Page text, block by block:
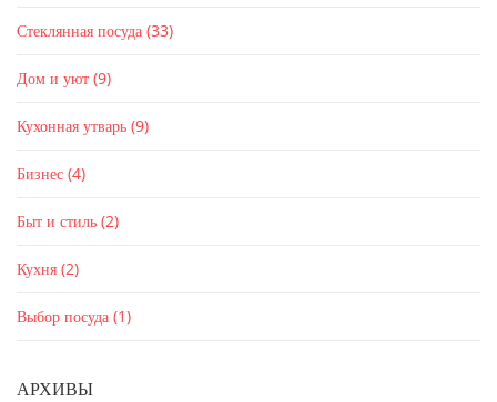
Стеклянная посуда (33)
Дом и уют (9)
Кухонная утварь (9)
Бизнес (4)
Быт и стиль (2)
Кухня (2)
Выбор посуда (1)
АРХИВЫ